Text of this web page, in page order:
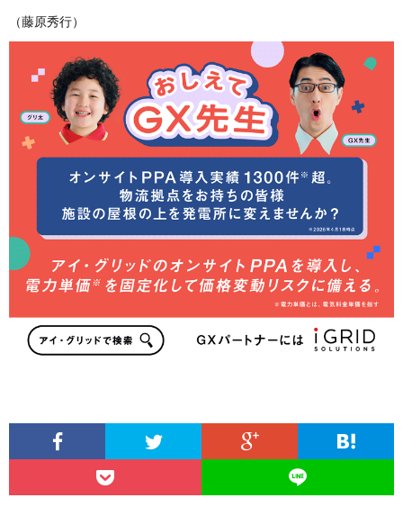
（藤原秀行）